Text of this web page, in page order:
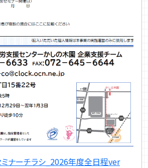
ナーチラシ_2026年度全日程ver